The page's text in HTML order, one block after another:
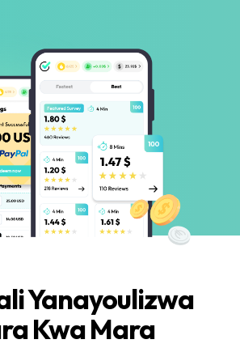
Yanayoulizwa
Kwa Mara